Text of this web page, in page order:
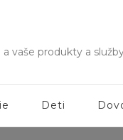
vaše produkty a
Deti